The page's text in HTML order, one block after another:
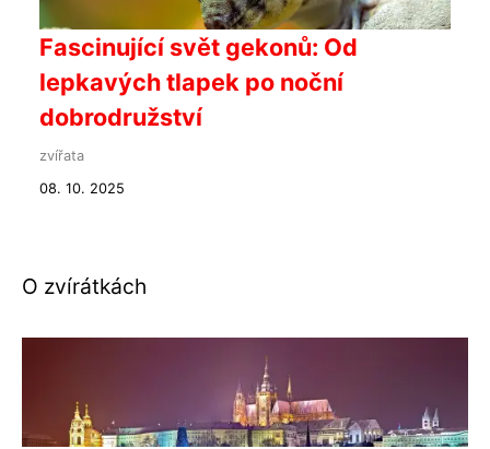
Fascinující svět gekonů: Od
lepkavých tlapek po noční
dobrodružství
zvířata
08. 10. 2025
O zvírátkách